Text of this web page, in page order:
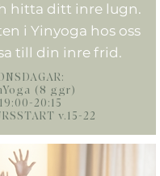
hitta ditt inre lugn.
i Yinyoga hos oss
till din inre frid.
(8 ggr)
19:00-20:15
v.15-22